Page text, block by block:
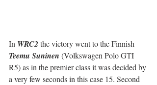
In WRC2 the victory went to the Finnish
Teemu Suninen (Volkswagen Polo GTI
R5) as in the premier class it was decided by
a very few seconds in this case 15. Second